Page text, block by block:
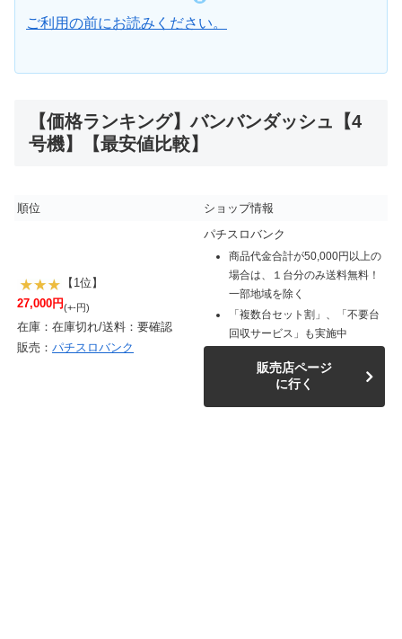
ご利用の前にお読みください。
【価格ランキング】バンバンダッシュ【4
号機】【最安値比較】
順位 ショップ情報
【1位】
27,000円(+-円)
在庫：在庫切れ/送料：要確認
販売： パチスロバンク
パチスロバンク
商品代金合計が50,000円以上の
場合は、１台分のみ送料無料！
一部地域を除く
「複数台セット割」、「不要台
回収サービス」も実施中
販売店ページ
に行く